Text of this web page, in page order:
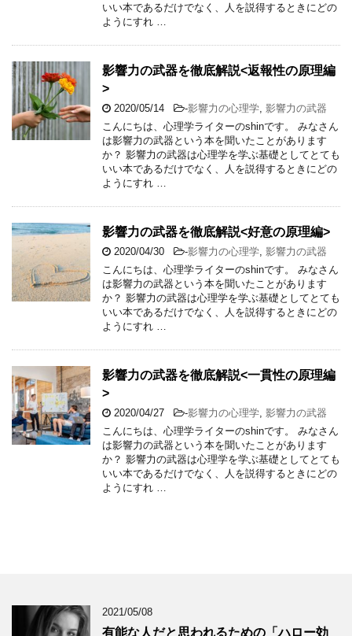
いい本であるだけでなく、人を説得するときにどの
ようにすれ …
影響力の武器を徹底解説<返報性の原理編
>
2020/05/14 -影響力の心理学 影響力の武器
こんにちは、心理学ライターのshinです。 みなさん
は影響力の武器という本を聞いたことがあります
か？ 影響力の武器は心理学を学ぶ基礎としてとても
いい本であるだけでなく、人を説得するときにどの
ようにすれ …
影響力の武器を徹底解説<好意の原理編>
2020/04/30 -影響力の心理学 影響力の武器
こんにちは、心理学ライターのshinです。 みなさん
は影響力の武器という本を聞いたことがあります
か？ 影響力の武器は心理学を学ぶ基礎としてとても
いい本であるだけでなく、人を説得するときにどの
ようにすれ …
影響力の武器を徹底解説<一貫性の原理編
>
2020/04/27 -影響力の心理学 影響力の武器
こんにちは、心理学ライターのshinです。 みなさん
は影響力の武器という本を聞いたことがあります
か？ 影響力の武器は心理学を学ぶ基礎としてとても
いい本であるだけでなく、人を説得するときにどの
ようにすれ …
2021/05/08
有能な人だと思われるための「ハロー効